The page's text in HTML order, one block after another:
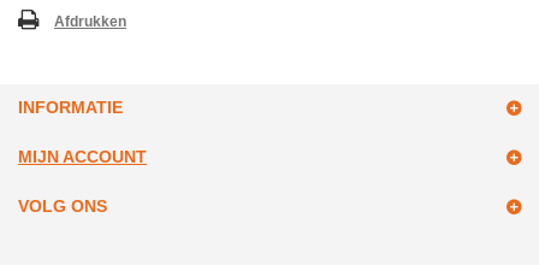
Afdrukken
INFORMATIE
MIJN ACCOUNT
VOLG ONS